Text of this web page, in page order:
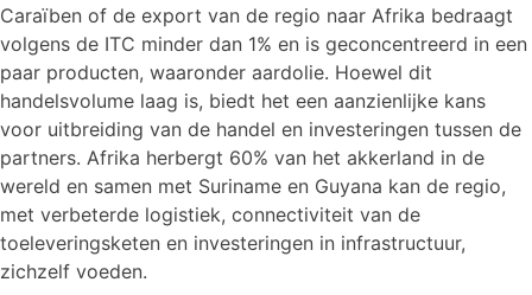
Caraïben of de export van de regio naar Afrika bedraagt
volgens de ITC minder dan 1% en is geconcentreerd in een
paar producten, waaronder aardolie. Hoewel dit
handelsvolume laag is, biedt het een aanzienlijke kans
voor uitbreiding van de handel en investeringen tussen de
partners. Afrika herbergt 60% van het akkerland in de
wereld en samen met Suriname en Guyana kan de regio,
met verbeterde logistiek, connectiviteit van de
toeleveringsketen en investeringen in infrastructuur,
zichzelf voeden.